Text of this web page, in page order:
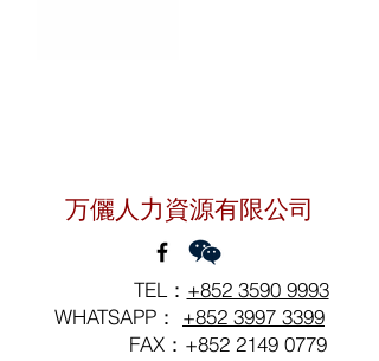
万儷人力資源有限公司
TEL： +852 3590 9993
WHATSAPP： +852 3997 3399
FAX：+852 2149 0779